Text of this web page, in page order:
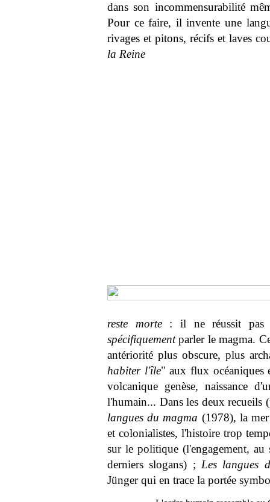
dans son incommensurabilité
Pour ce faire, il invente une
rivages et pitons, récifs et laves
la Reine
reste morte : il ne réussit pas
spécifiquementparler le magma.
antériorité plus obscure, plus
habiter l'île" aux flux océaniques
volcanique genèse, naissance
l'humain... Dans les deux recueils
langues du magma (1978), la
et colonialistes, l'histoire trop
sur le politique (l'engagement, au
derniers slogans) ;Les langues
Jünger qui en trace la portée